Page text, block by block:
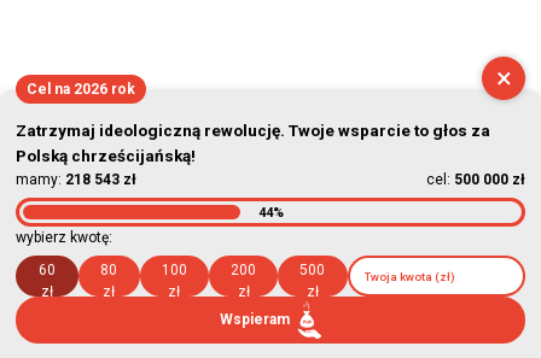
×
Cel na 2026 rok
Zatrzymaj ideologiczną rewolucję. Twoje wsparcie to głos za
Polską chrześcijańską!
mamy: 218 543 zł cel: 500 000 zł
44%
wybierz kwotę:
60
zł
80
zł
100
zł
200
zł
500
zł
Wspieram